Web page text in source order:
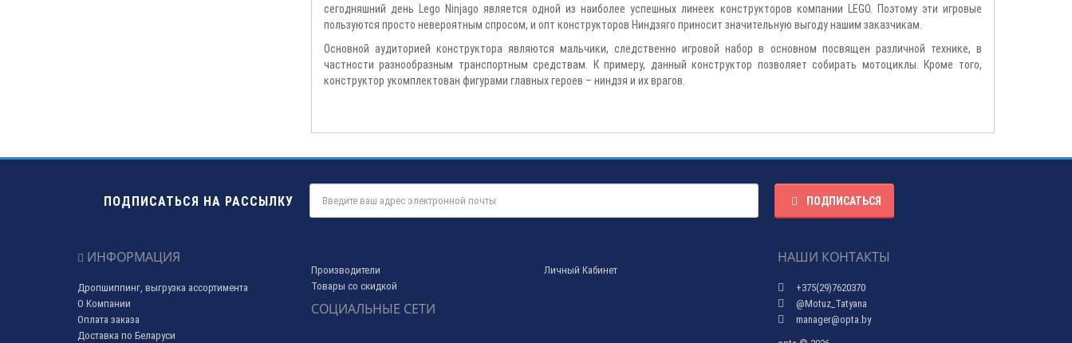
сегодняшний день Lego Ninjago является одной из наиболее успешных линеек конструкторов компании LEGO. Поэтому эти игровые
пользуются просто невероятным спросом, и опт конструкторов Ниндзяго приносит значительную выгоду нашим заказчикам.
Основной аудиторией конструктора являются мальчики, следственно игровой набор в основном посвящен различной технике, в
частности разнообразным транспортным средствам. К примеру, данный конструктор позволяет собирать мотоциклы. Кроме того,
конструктор укомплектован фигурами главных героев – ниндзя и их врагов.
ПОДПИСАТЬСЯ НА РАССЫЛКУ ПОДПИСАТЬСЯ
ИНФОРМАЦИЯ
Дропшиппинг, выгрузка ассортимента
О Компании
Оплата заказа
Доставка по Беларуси
Производители
Товары со скидкой
СОЦИАЛЬНЫЕ СЕТИ
Личный Кабинет
НАШИ КОНТАКТЫ
+375(29)7620370
@Motuz_Tatyana
manager@opta.by